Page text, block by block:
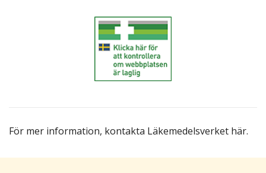
För mer information, kontakta Läkemedelsverket här.